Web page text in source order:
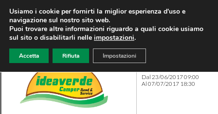
Dal 23/06/2017 09:00
Al 07/07/2017 18:30
Usiamo i cookie per fornirti la miglior esperienza d'uso e
navigazione sul nostro sito web.
Puoi trovare altre informazioni riguardo a quali cookie usiamo
sul sito o disabilitarli nelle impostazioni.
Accetta Rifiuta Impostazioni